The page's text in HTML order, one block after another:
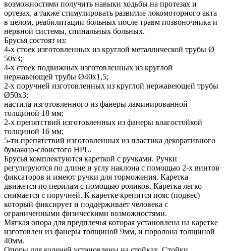
возможностями получить навыки ходьбы на протезах и
ортезах, а также стимулировать развитие локомоторного акта
в целом, реабилитации больных после травм позвоночника и
нервной системы, спинальных больных.
Брусья состоят из:
4-х стоек изготовленных из круглой металлической трубы Ø
50х3;
4-х стоек подвижных изготовленных из круглой
нержавеющей трубы Ø40х1,5;
2-х поручней изготовленных из круглой нержавеющей трубы
Ø50х3;
настила изготовленного из фанеры ламинированной
толщиной 18 мм;
2-х препятствий изготовленных из фанеры влагостойкой
толщиной 16 мм;
5-ти препятствий изготовленных из пластика декоративного
бумажно-слоистого HPL.
Брусья комплектуются кареткой с ручками. Ручки
регулируются по длине и углу наклона с помощью 2-х винтов
фиксаторов и имеют ручки для торможения. Каретка
движется по перилам с помощью роликов. Каретка легко
снимается с поручней. К каретке крепится пояс (подвес)
который фиксирует и поддерживает человека с
ограниченными физическими возможностями.
Мягкая опора для предплечья которая установлена на каретке
изготовлен из фанеры толщиной 9мм, и поролона толщиной
40мм.